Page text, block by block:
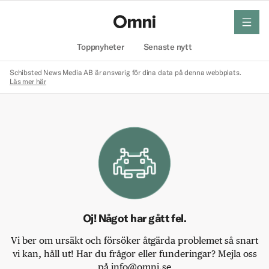
Toppnyheter Senaste nytt
meny
Schibsted News Media AB är ansvarig för dina data på denna webbplats.
Läs mer här
Oj! Något har gått fel.
Vi ber om ursäkt och försöker åtgärda problemet så snart
vi kan, håll ut! Har du frågor eller funderingar? Mejla oss